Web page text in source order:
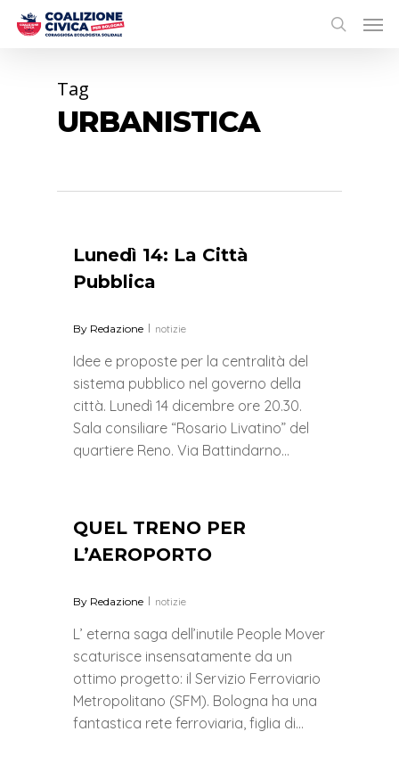
Tag
URBANISTICA
Lunedì 14: La Città
Pubblica
By Redazione notizie
Idee e proposte per la centralità del
sistema pubblico nel governo della
città. Lunedì 14 dicembre ore 20.30.
Sala consiliare “Rosario Livatino” del
quartiere Reno. Via Battindarno…
QUEL TRENO PER
L’AEROPORTO
By Redazione notizie
L’ eterna saga dell’inutile People Mover
scaturisce insensatamente da un
ottimo progetto: il Servizio Ferroviario
Metropolitano (SFM). Bologna ha una
fantastica rete ferroviaria, figlia di…